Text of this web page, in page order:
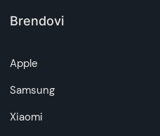
artikala budu što tačnije
da garantuje da su svi
Brendovi
Apple
Samsung
Xiaomi